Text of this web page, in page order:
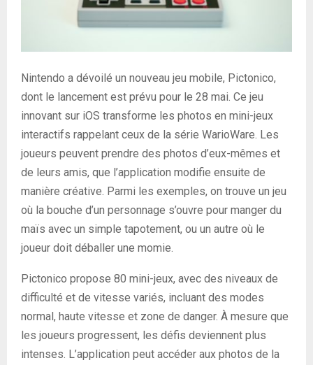
Nintendo a dévoilé un nouveau jeu mobile, Pictonico,
dont le lancement est prévu pour le 28 mai. Ce jeu
innovant sur iOS transforme les photos en mini-jeux
interactifs rappelant ceux de la série WarioWare. Les
joueurs peuvent prendre des photos d’eux-mêmes et
de leurs amis, que l’application modifie ensuite de
manière créative. Parmi les exemples, on trouve un jeu
où la bouche d’un personnage s’ouvre pour manger du
maïs avec un simple tapotement, ou un autre où le
joueur doit déballer une momie.
Pictonico propose 80 mini-jeux, avec des niveaux de
difficulté et de vitesse variés, incluant des modes
normal, haute vitesse et zone de danger. À mesure que
les joueurs progressent, les défis deviennent plus
intenses. L’application peut accéder aux photos de la